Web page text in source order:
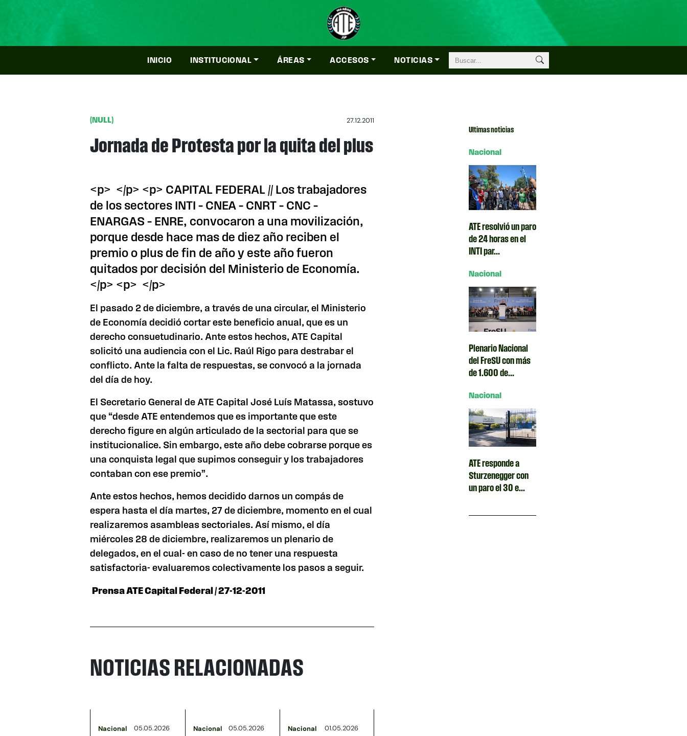
INICIO INSTITUCIONAL ÁREAS ACCESOS NOTICIAS
(NULL) 27.12.2011
Jornada de Protesta por la quita del plus
<p> </p> <p> CAPITAL FEDERAL // Los trabajadores
de los sectores INTI – CNEA – CNRT – CNC –
ENARGAS – ENRE, convocaron a una movilización,
porque desde hace mas de diez año reciben el
premio o plus de fin de año y este año fueron
quitados por decisión del Ministerio de Economía.
</p> <p> </p>
El pasado 2 de diciembre, a través de una circular, el Ministerio
de Economía decidió cortar este beneficio anual, que es un
derecho consuetudinario. Ante estos hechos, ATE Capital
solicitó una audiencia con el Lic. Raúl Rigo para destrabar el
conflicto. Ante la falta de respuestas, se convocó a la jornada
del día de hoy.
El Secretario General de ATE Capital José Luís Matassa, sostuvo
que “desde ATE entendemos que es importante que este
derecho figure en algún articulado de la sectorial para que se
institucionalice. Sin embargo, este año debe cobrarse porque es
una conquista legal que supimos conseguir y los trabajadores
contaban con ese premio”.
Ante estos hechos, hemos decidido darnos un compás de
espera hasta el día martes, 27 de diciembre, momento en el cual
realizaremos asambleas sectoriales. Así mismo, el día
miércoles 28 de diciembre, realizaremos un plenario de
delegados, en el cual- en caso de no tener una respuesta
satisfactoria- evaluaremos colectivamente los pasos a seguir.
Prensa ATE Capital Federal / 27-12-2011
NOTICIAS RELACIONADAS
Nacional 05.05.2026 Nacional 05.05.2026 Nacional 01.05.2026
Ultimas noticias
Nacional
ATE resolvió un paro
de 24 horas en el
INTI par...
Nacional
Plenario Nacional
del FreSU con más
de 1.600 de...
Nacional
ATE responde a
Sturzenegger con
un paro el 30 e...